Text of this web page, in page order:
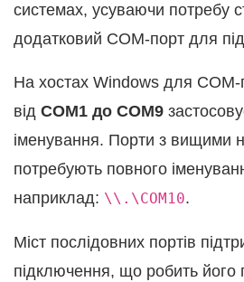
системах, усуваючи потребу
додатковий COM-порт для
На хостах Windows для COM-
від COM1 до COM9
іменування. Порти з вищими
потребують повного
наприклад: \\.\COM10.
Міст послідовних портів
підключення, що робить